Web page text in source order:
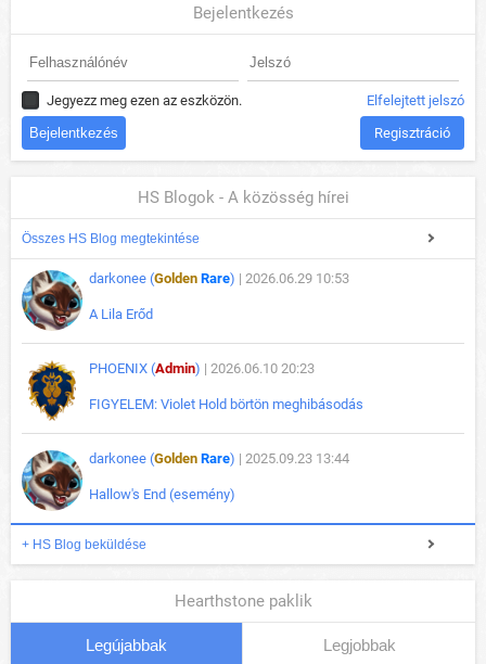
Bejelentkezés
Jegyezz meg ezen az eszközön. Elfelejtett jelszó
Regisztráció
HS Blogok - A közösség hírei
Összes HS Blog megtekintése
darkonee (Golden Rare) | 2026.06.29 10:53
A Lila Erőd
PHOENIX (Admin) | 2026.06.10 20:23
FIGYELEM: Violet Hold börtön meghibásodás
darkonee (Golden Rare) | 2025.09.23 13:44
Hallow's End (esemény)
+ HS Blog beküldése
Hearthstone paklik
Legújabbak Legjobbak